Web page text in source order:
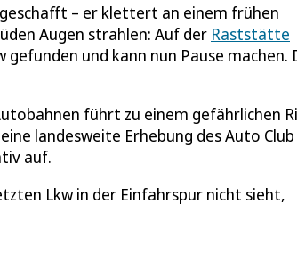
– er klettert an einem frühen
Augen strahlen: Auf der Raststätte
und kann nun Pause machen.
führt zu einem gefährlichen
landesweite Erhebung des Auto Club
auf.
Lkw in der Einfahrspur nicht sieht,